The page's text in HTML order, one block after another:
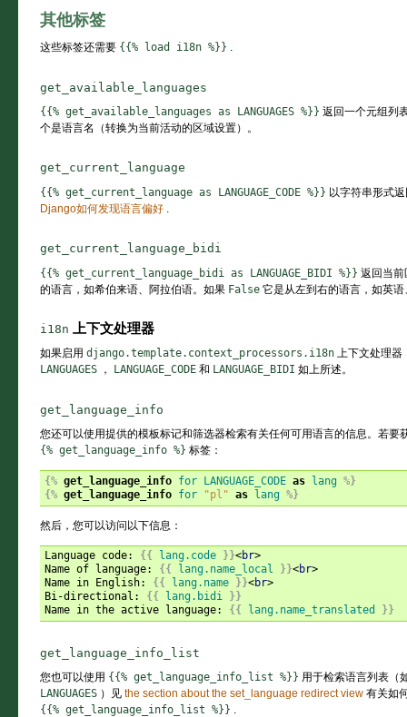
其他标签
这些标签还需要 {{% load i18n %}} .
get_available_languages
{{% get_available_languages as LANGUAGES %}} 返回一个元组列
个是语言名（转换为当前活动的区域设置）。
get_current_language
{{% get_current_language as LANGUAGE_CODE %}} 以字符串形式
Django如何发现语言偏好
get_current_language_bidi
{{% get_current_language_bidi as LANGUAGE_BIDI %}} 返回当
的语言，如希伯来语、阿拉伯语。如果 False 它是从左到右的语言，如英
i18n 上下文处理器
如果启用 django.template.context_processors.i18n 上下文处理器
LANGUAGES ， LANGUAGE_CODE 和 LANGUAGE_BIDI 如上所述。
get_language_info
您还可以使用提供的模板标记和筛选器检索有关任何可用语言的信息。若要
{% get_language_info %} 标签：
{% get_language_info for LANGUAGE_CODE as lang %}
{% get_language_info for "pl" as lang %}
然后，您可以访问以下信息：
Language code: {{ lang.code }}<br>
Name of language: {{ lang.name_local }}<br>
Name in English: {{ lang.name }}<br>
Bi-directional: {{ lang.bidi
}}
Name in the active language: {{ lang.name_translated }}
get_language_info_list
您也可以使用 {{% get_language_info_list %}} 用于检索语言列表（
LANGUAGES ）见 the section about the set_language redirect view 有关如
{{% get_language_info_list %}}